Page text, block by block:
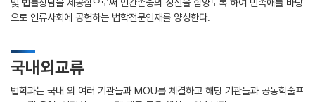
및 법률상담을 제공함으로써 인간존중의 정신을 함양토록 하여 민족애를 바탕
으로 인류사회에 공헌하는 법학전문인재를 양성한다.
국내외교류
법학과는 국내 외 여러 기관들과 MOU를 체결하고 해당 기관들과 공동학술프